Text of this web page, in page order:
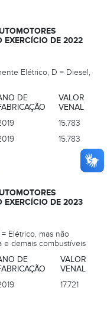
EXERCÍCIO DE 2022
Elétrico, D = Diesel,
DE
VALOR
VENAL
15.783
15.783
EXERCÍCIO DE 2023
Elétrico, mas não
e demais combustíveis
DE
VALOR
VENAL
17.721